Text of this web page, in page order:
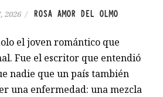
2026 / ROSA AMOR DEL OLMO
el joven romántico que
Fue el escritor que entendió
nadie que un país también
una enfermedad: una mezcla